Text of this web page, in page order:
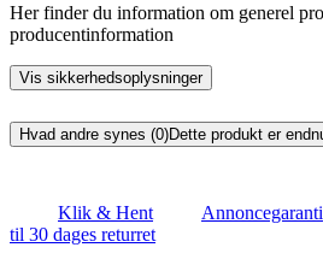
Her finder du information om generel
producentinformation
Vis sikkerhedsoplysninger
Hvad andre synes (0)Dette produkt er
Klik & Hent Annoncegaranti
til 30 dages returret